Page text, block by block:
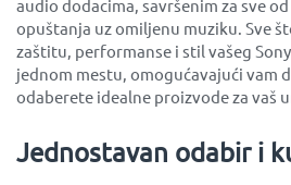
audio dodacima, savršenim za sve
opuštanja uz omiljenu muziku. Sve
zaštitu, performanse i stil vašeg
jednom mestu, omogućavajući vam
odaberete idealne proizvode za vaš
Jednostavan odabir i